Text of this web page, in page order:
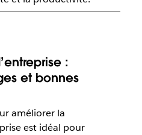
:
et bonnes
améliorer la
est idéal pour